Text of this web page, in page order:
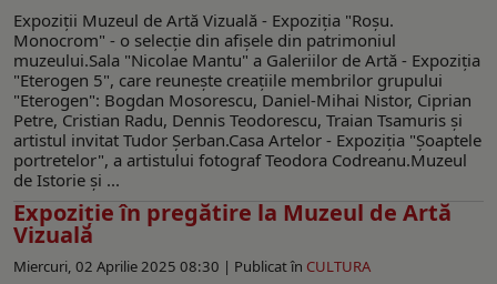
Expoziţii Muzeul de Artă Vizuală - Expoziţia "Roşu.
Monocrom" - o selecţie din afişele din patrimoniul
muzeului.Sala "Nicolae Mantu" a Galeriilor de Artă - Expoziția
"Eterogen 5", care reunește creațiile membrilor grupului
"Eterogen": Bogdan Mosorescu, Daniel-Mihai Nistor, Ciprian
Petre, Cristian Radu, Dennis Teodorescu, Traian Tsamuris și
artistul invitat Tudor Șerban.Casa Artelor - Expoziţia "Şoaptele
portretelor", a artistului fotograf Teodora Codreanu.Muzeul
de Istorie şi ...
Expoziție în pregătire la Muzeul de Artă
Vizuală
Miercuri, 02 Aprilie 2025 08:30 | Publicat în CULTURA